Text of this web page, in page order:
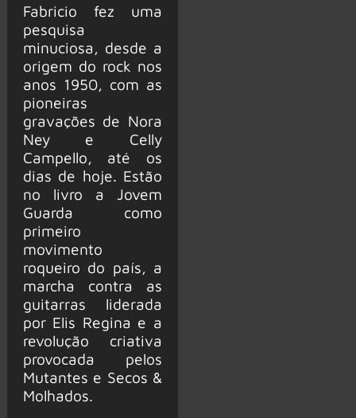
Fabricio fez uma
pesquisa
minuciosa, desde a
origem do rock nos
anos 1950, com as
pioneiras
gravações de Nora
Ney e Celly
Campello, até os
dias de hoje. Estão
no livro a Jovem
Guarda como
primeiro
movimento
roqueiro do país, a
marcha contra as
guitarras liderada
por Elis Regina e a
revolução criativa
provocada pelos
Mutantes e Secos &
Molhados.